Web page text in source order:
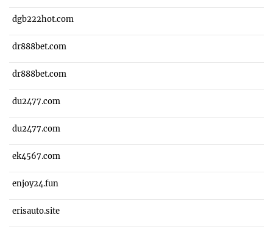
dgb222hot.com
dr888bet.com
dr888bet.com
du2477.com
du2477.com
ek4567.com
enjoy24.fun
erisauto.site